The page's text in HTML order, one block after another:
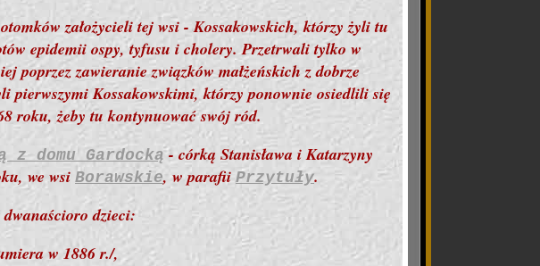
założycieli tej wsi - Kossakowskich, którzy żyli tu
epidemii ospy, tyfusu i cholery. Przetrwali tylko w
poprzez zawieranie związków małżeńskich z dobrze
pierwszymi Kossakowskimi, którzy ponownie osiedlili się
roku, żeby tu kontynuować swój ród.
z domu Gardocką- córką Stanisława i Katarzyny
we wsi Borawskie, w parafii Przytuły.
dwanaścioro dzieci:
w 1886 r./,